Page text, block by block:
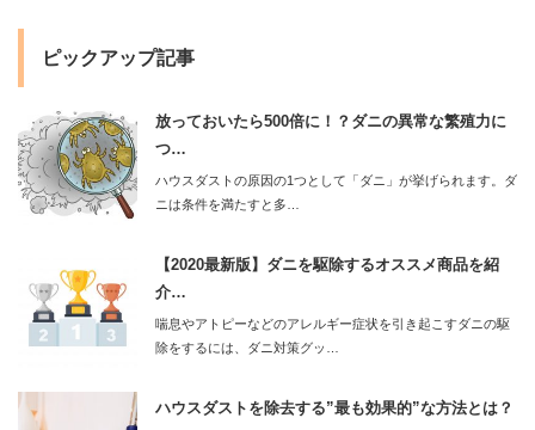
ピックアップ記事
放っておいたら500倍に！？ダニの異常な繁殖力に
つ…
ハウスダストの原因の1つとして「ダニ」が挙げられます。ダ
ニは条件を満たすと多…
【2020最新版】ダニを駆除するオススメ商品を紹
介…
喘息やアトピーなどのアレルギー症状を引き起こすダニの駆
除をするには、ダニ対策グッ…
ハウスダストを除去する”最も効果的”な方法とは？